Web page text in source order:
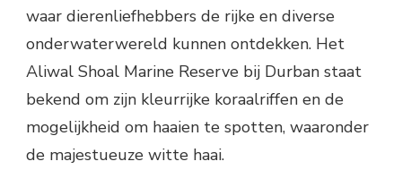
waar dierenliefhebbers de rijke en diverse
onderwaterwereld kunnen ontdekken. Het
Aliwal Shoal Marine Reserve bij Durban staat
bekend om zijn kleurrijke koraalriffen en de
mogelijkheid om haaien te spotten, waaronder
de majestueuze witte haai.